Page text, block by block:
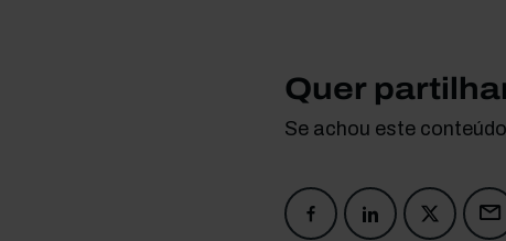
Quer
Se achou este